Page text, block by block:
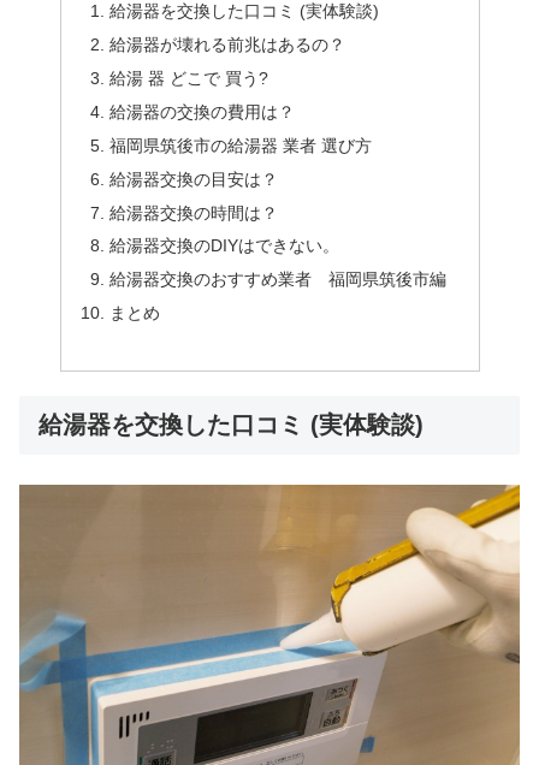
給湯器を交換した口コミ (実体験談)
給湯器が壊れる前兆はあるの？
給湯 器 どこで 買う?
給湯器の交換の費用は？
福岡県筑後市の給湯器 業者 選び方
給湯器交換の目安は？
給湯器交換の時間は？
給湯器交換のDIYはできない。
給湯器交換のおすすめ業者 福岡県筑後市編
まとめ
給湯器を交換した口コミ (実体験談)